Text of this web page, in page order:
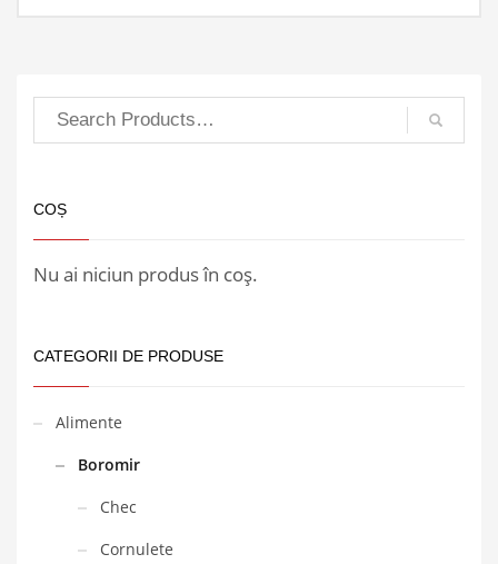
COȘ
Nu ai niciun produs în coș.
CATEGORII DE PRODUSE
Alimente
Boromir
Chec
Cornulete